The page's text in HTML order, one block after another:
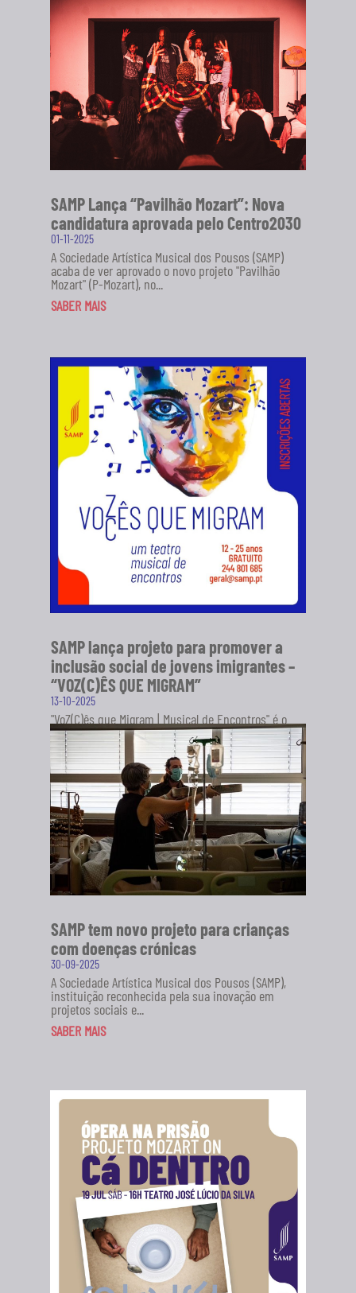
SAMP Lança “Pavilhão Mozart”: Nova
candidatura aprovada pelo Centro2030
01-11-2025
A Sociedade Artística Musical dos Pousos (SAMP)
acaba de ver aprovado o novo projeto "Pavilhão
Mozart" (P-Mozart), no...
SABER MAIS
SAMP lança projeto para promover a
inclusão social de jovens imigrantes –
“VOZ(C)ÊS QUE MIGRAM”
13-10-2025
"VoZ(C)ês que Migram | Musical de Encontros" é o
novo projeto da Sociedade Artística Musical dos
Pousos (SAMP), em...
SABER MAIS
SAMP tem novo projeto para crianças
com doenças crónicas
30-09-2025
A Sociedade Artística Musical dos Pousos (SAMP),
instituição reconhecida pela sua inovação em
projetos sociais e...
SABER MAIS